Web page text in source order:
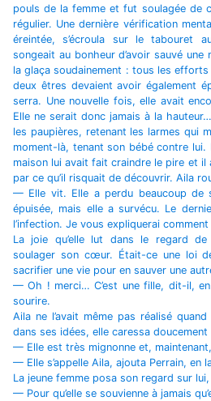
pouls de la femme et fut soulagée de
régulier. Une dernière vérification
éreintée, s’écroula sur le tabouret
songeait au bonheur d’avoir sauvé
la glaça soudainement : tous les efforts
deux êtres devaient avoir également
serra. Une nouvelle fois, elle avait
Elle ne serait donc jamais à la
les paupières, retenant les larmes qui
moment-là, tenant son bébé contre lui.
maison lui avait fait craindre le pire et
par ce qu’il risquait de découvrir. Aila
— Elle vit. Elle a perdu beaucoup de
épuisée, mais elle a survécu. Le
l’infection. Je vous expliquerai comment
La joie qu’elle lut dans le regard
soulager son cœur. Était-ce une loi
sacrifier une vie pour en sauver une
— Oh ! merci… C’est une fille, dit-il,
sourire.
Aila ne l’avait même pas réalisé quand
dans ses idées, elle caressa
— Elle est très mignonne et,
— Elle s’appelle Aila, ajouta Perrain, en
La jeune femme posa son regard sur
— Pour qu’elle se souvienne à jamais